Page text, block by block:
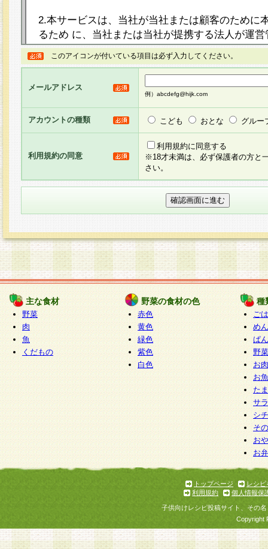
2.本サービスは、当社が当社または顧客のために
るため に、当社または当社が提携する法人が運
ト（以下「本サイト」といいます。）上に本サー
ージを設け、会員がアンケー ト調査に回答する
し、その結果を当社が集計・分析その他の利用を
るものです。なお、本サービスは、それぞれの目
員に対して本サービスの依頼を行うこともあり、
た全ての会員に対して本サービスの依頼をすると
りま す。
3.当社は、会員の事前の承諾を得ることなく、当
方 法・手段にて、本規約を任意に制定、変更ま
きるものとします。改定後の本規約等は、本規約
に掲示したときに、その 他の諸規定については
てその効力を生じるものとします。
4.本規約は、会員登録希望者による会員登録手続
の当社による会員登録の承認が完了した時点で会
たものとみなされ、会員に対して適用されるもの
5.当社がお聞きする個人情報は、すべて会員登録
で提 供いただいたものと考えております。従っ
自らの個人情報の提供を希望されない場合には、
をお預かりいたしません が、提供されないこと
商品やサービス等をご利用いただけない場合があ
了承ください。
6.当社は、お客様から当社が保有している個人情
加・ 利用停止等を求められた場合には、ご本人
て確認できた場合に限り、法令に準拠して合理的
いただきます。なお、開示 請求等の請求先は個
ります。
1.会員とは、本規約等を承諾のうえ、当社所定の
了し、当社が承認した者、グループとします。な
が以下に該当する場合は会員登録をすることがで
このアイコンが付いている項目は必ず入力してください。
メールアドレス
例）abcdefg@hijk.com
アカウントの種類 こども おとな グルー
利用規約の同意
利用規約に同意する
※18才未満は、必ず保護者の方と
さい。
主な食材
野菜
肉
魚
くだもの
野菜の食材の色
赤色
黄色
緑色
紫色
白色
種
ご
めん
ぱん
野
お
お
た
サ
シ
そ
お
お
トップページ
レシピ
利用規約
個人情報保
子供向けレシピ投稿サイト、その
Copyright